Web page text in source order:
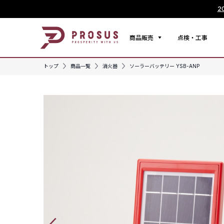
商品販売 点検・工事
トップ 商品一覧 消火器 ソーラーバッテリー YSB-ANP